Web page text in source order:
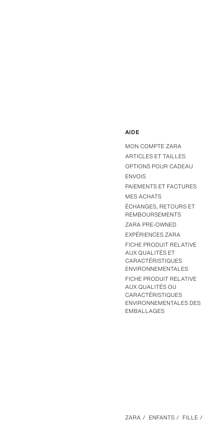
AIDE
MON COMPTE ZARA
ARTICLES ET TAILLES
OPTIONS POUR CADEAU
ENVOIS
PAIEMENTS ET FACTURES
MES ACHATS
ÉCHANGES, RETOURS ET
REMBOURSEMENTS
ZARA PRE-OWNED
EXPÉRIENCES ZARA
FICHE PRODUIT RELATIVE
AUX QUALITÉS ET
CARACTÉRISTIQUES
ENVIRONNEMENTALES
FICHE PRODUIT RELATIVE
AUX QUALITÉS OU
CARACTÉRISTIQUES
ENVIRONNEMENTALES DES
EMBALLAGES
ZARA / ENFANTS / FILLE /